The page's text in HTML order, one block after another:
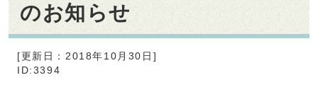
のお知らせ
[更新日：2018年10月30日]
ID:3394